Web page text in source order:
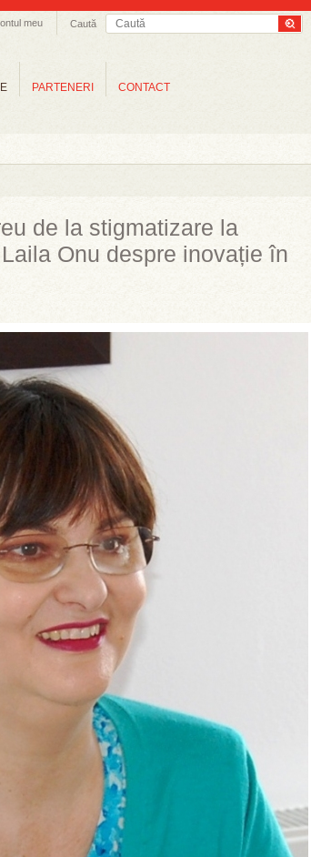
Caută
meu
PARTENERI CONTACT
de la stigmatizare la
Onu despre inovație în